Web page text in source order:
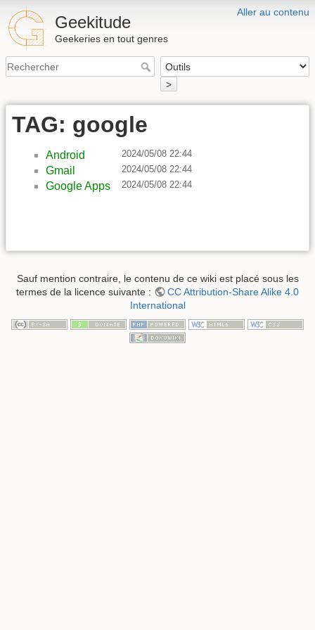
Aller au contenu
Geekitude
Geekeries en tout genres
>
TAG: google
Android 2024/05/08 22:44
Gmail 2024/05/08 22:44
Google Apps 2024/05/08 22:44
Sauf mention contraire, le contenu de ce wiki est placé sous les
termes de la licence suivante :
CC Attribution-Share Alike 4.0
International